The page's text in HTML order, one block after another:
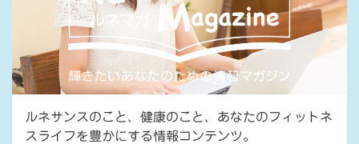
ルネサンスのこと、健康のこと、あなたのフィットネ
スライフを豊かにする情報コンテンツ。